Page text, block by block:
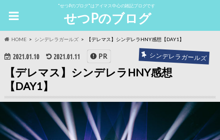
"せつPのブログ"はアイマス中心の雑記ブログです
せつPのブログ
HOME シンデレラガールズ 【デレマス】シンデレラHNY感想【DAY1】
2021.01.10 2021.01.11 シンデレラガールズ
PR
【デレマス】シンデレラHNY感想
【DAY1】